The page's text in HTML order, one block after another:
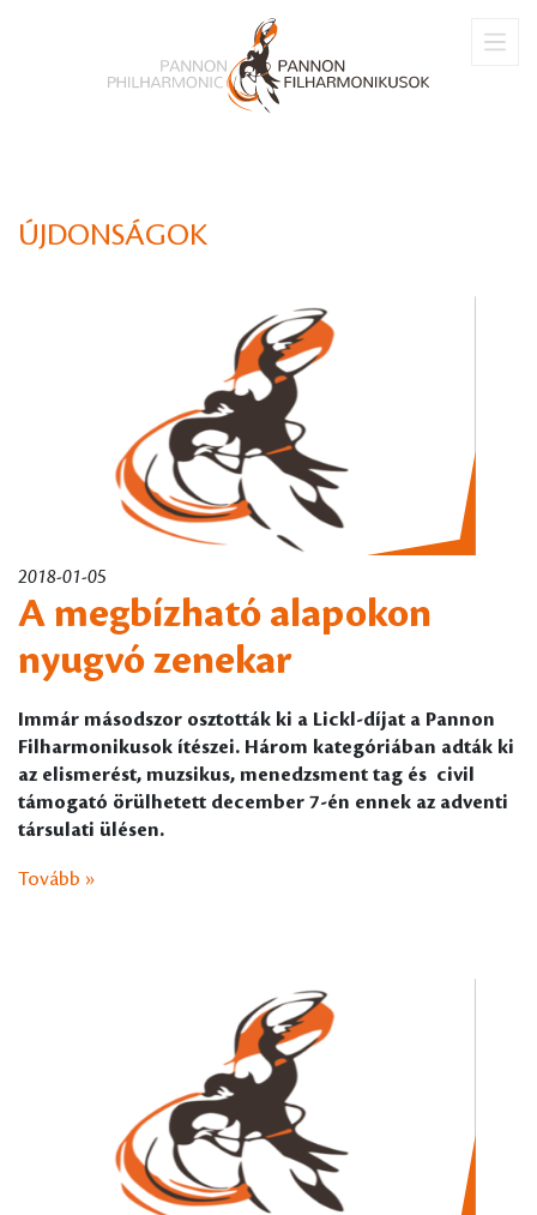
ÚJDONSÁGOK
2018-01-05
A megbízható alapokon
nyugvó zenekar
Immár másodszor osztották ki a Lickl-díjat a Pannon
Filharmonikusok ítészei. Három kategóriában adták ki
az elismerést, muzsikus, menedzsment tag és civil
támogató örülhetett december 7-én ennek az adventi
társulati ülésen.
Tovább »